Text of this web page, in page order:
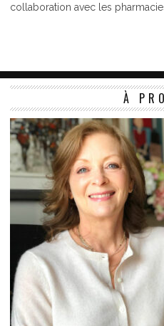
collaboration avec les
À